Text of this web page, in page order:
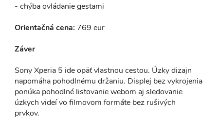
- chýba ovládanie gestami
Orientačná cena: 769 eur
Záver
Sony Xperia 5 ide opäť vlastnou cestou. Úzky dizajn
napomáha pohodlnému držaniu. Displej bez vykrojenia
ponúka pohodlné listovanie webom aj sledovanie
úzkych videí vo filmovom formáte bez rušivých
prvkov.